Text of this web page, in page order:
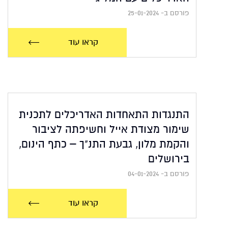
פורסם ב- 25-01-2024
קראו עוד
התנגדות התאחדות האדריכלים לתכנית
שימור מצודת אייל וחשיפתה לציבור
והקמת מלון, גבעת התנ"ך – כתף הינום,
בירושלים
פורסם ב- 04-01-2024
קראו עוד